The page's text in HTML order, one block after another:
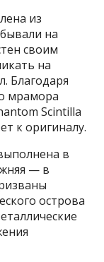
из
на
своим
на
Благодаря
мрамора
Scintilla
к оригиналу.
в
— в
острова